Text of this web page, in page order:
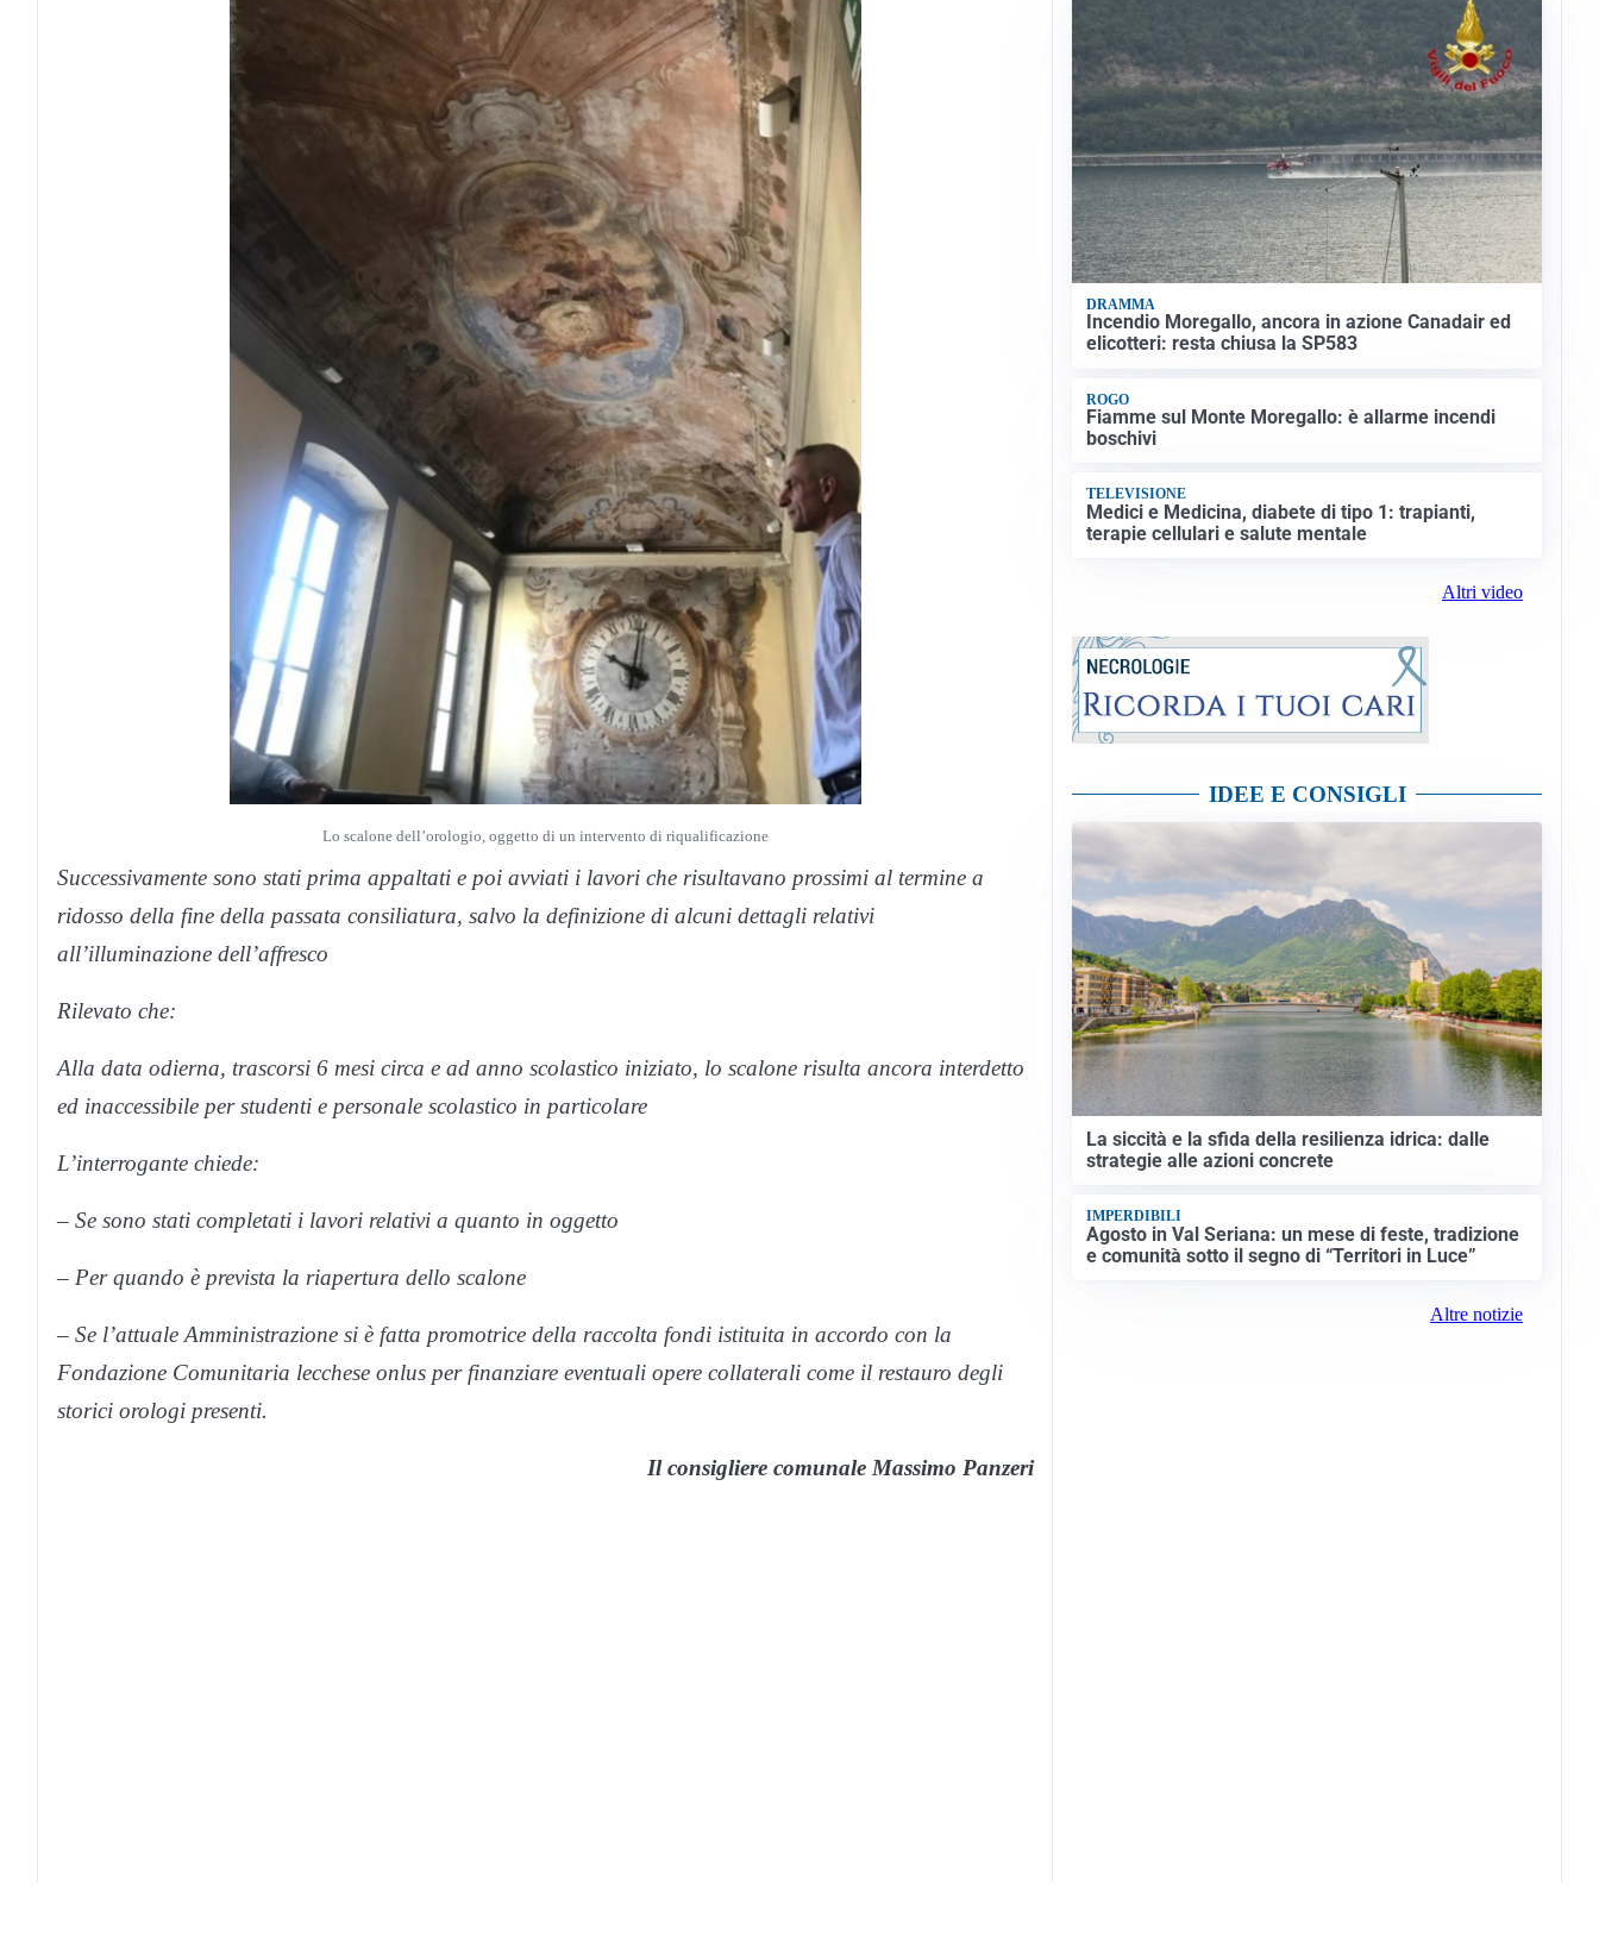
Lo scalone dell’orologio, oggetto di un intervento di riqualificazione
Successivamente sono stati prima appaltati e poi avviati i lavori che risultavano prossimi al termine a
ridosso della fine della passata consiliatura, salvo la definizione di alcuni dettagli relativi
all’illuminazione dell’affresco
Rilevato che:
Alla data odierna, trascorsi 6 mesi circa e ad anno scolastico iniziato, lo scalone risulta ancora interdetto
ed inaccessibile per studenti e personale scolastico in particolare
L’interrogante chiede:
– Se sono stati completati i lavori relativi a quanto in oggetto
– Per quando è prevista la riapertura dello scalone
– Se l’attuale Amministrazione si è fatta promotrice della raccolta fondi istituita in accordo con la
Fondazione Comunitaria lecchese onlus per finanziare eventuali opere collaterali come il restauro degli
storici orologi presenti.
Il consigliere comunale Massimo Panzeri
DRAMMA
Incendio Moregallo, ancora in azione Canadair ed
elicotteri: resta chiusa la SP583
ROGO
Fiamme sul Monte Moregallo: è allarme incendi
boschivi
TELEVISIONE
Medici e Medicina, diabete di tipo 1: trapianti,
terapie cellulari e salute mentale
Altri video
IDEE E CONSIGLI
La siccità e la sfida della resilienza idrica: dalle
strategie alle azioni concrete
IMPERDIBILI
Agosto in Val Seriana: un mese di feste, tradizione
e comunità sotto il segno di “Territori in Luce”
Altre notizie